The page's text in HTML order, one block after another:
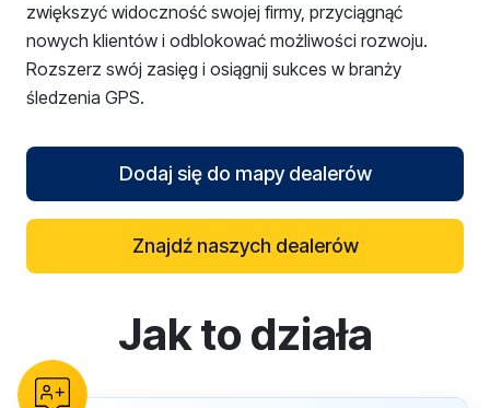
zwiększyć widoczność swojej firmy, przyciągnąć
nowych klientów i odblokować możliwości rozwoju.
Rozszerz swój zasięg i osiągnij sukces w branży
śledzenia GPS.
Dodaj się do mapy dealerów
Znajdź naszych dealerów
reCAPTCHA verificationJak to działa